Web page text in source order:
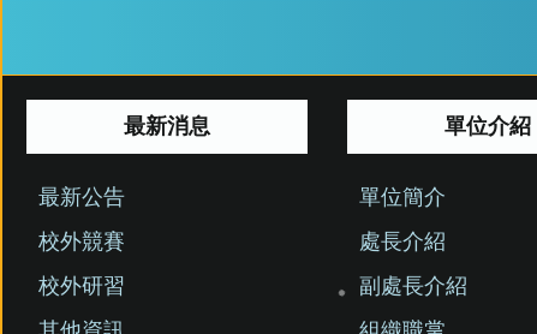
最新消息
最新公告
校外競賽
校外研習
單位介紹
單位簡介
處長介紹
副處長介紹